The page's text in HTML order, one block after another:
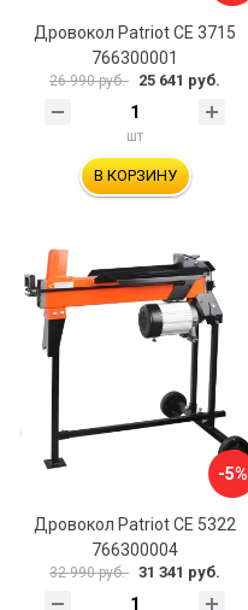
Дровокол Patriot СЕ 3715
766300001
26 990 руб. 25 641 руб.
шт
В КОРЗИНУ
-5%
Дровокол Patriot CE 5322
766300004
32 990 руб. 31 341 руб.